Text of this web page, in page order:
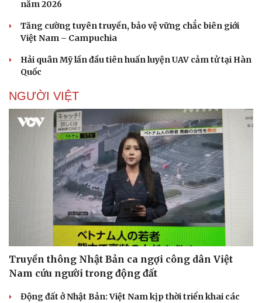
Doanh nghiệp
Thông tin doanh nghiệp
Doanh nhân
Vì cộng đồng
Công nghệ
Chuyển đổi số
năm 2026
Tăng cường tuyên truyền, bảo vệ vững chắc biên giới
Việt Nam – Campuchia
Hải quân Mỹ lần đầu tiên huấn luyện UAV cảm tử tại Hàn
Quốc
NGƯỜI VIỆT
Truyền thông Nhật Bản ca ngợi công dân Việt
Nam cứu người trong động đất
Động đất ở Nhật Bản: Việt Nam kịp thời triển khai các